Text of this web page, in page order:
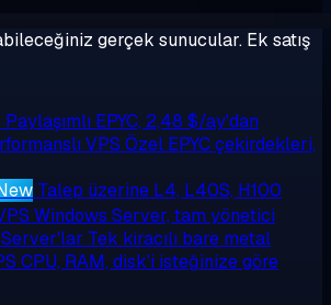
gerçek sunucular. Ek satış
Paylaşımlı EPYC, 2,48 $/ay'dan
VPS Özel EPYC çekirdekleri,
Talep üzerine L4, L40S, H100
Windows Server, tam yönetici
Tek kiracılı bare metal
CPU, RAM, disk'i isteğinize göre